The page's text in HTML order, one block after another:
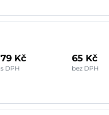
79 Kč
s DPH
65 Kč
bez DPH